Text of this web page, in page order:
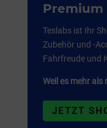
Premium
Teslabs ist Ihr
Zubehör und -
Fahrfreude und
Weil es mehr als
JETZT